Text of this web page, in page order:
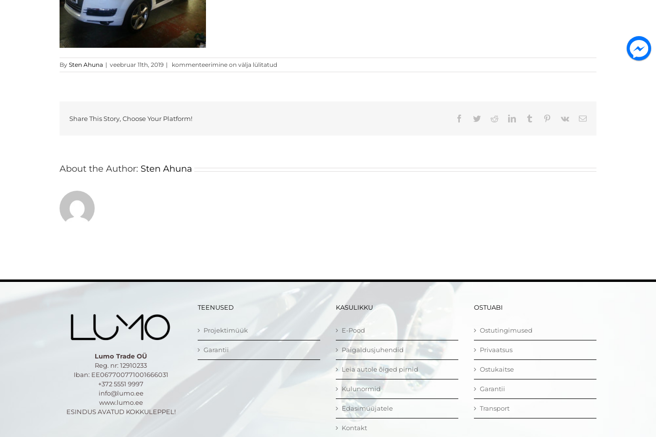
By Sten Ahuna | veebruar 11th, 2019 |
Läikiv
valge
kommenteerimine on välja lülitatud
Share This Story, Choose Your Platform! Facebook
TwitterRedditLinkedInTumblr Pinterest
Vk Email
About the Author: Sten Ahuna
Lumo Trade OÜ
Reg. nr: 12910233
Iban: EE067700771001666031
+372 5551 9997
info@lumo.ee
www.lumo.ee
ESINDUS AVATUD KOKKULEPPEL!
TEENUSED
Projektimüük
Garantii
KASULIKKU
E-Pood
Paigaldusjuhendid
Leia autole õiged pirnid
Kulunormid
Edasimüüjatele
Kontakt
OSTUABI
Ostutingimused
Privaatsus
Ostukaitse
Garantii
Transport